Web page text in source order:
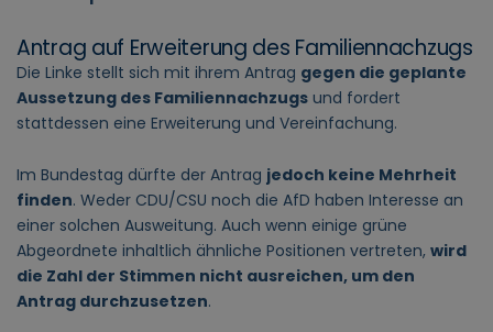
Antrag auf Erweiterung des Familiennachzugs
Die Linke stellt sich mit ihrem Antrag gegen die geplante
Aussetzung des Familiennachzugs und fordert
stattdessen eine Erweiterung und Vereinfachung.
Im Bundestag dürfte der Antrag jedoch keine Mehrheit
finden. Weder CDU/CSU noch die AfD haben Interesse an
einer solchen Ausweitung. Auch wenn einige grüne
Abgeordnete inhaltlich ähnliche Positionen vertreten, wird
die Zahl der Stimmen nicht ausreichen, um den
Antrag durchzusetzen.